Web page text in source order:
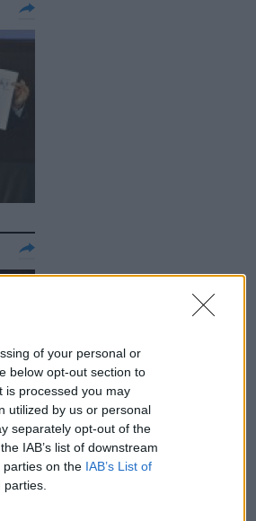
of your personal or
below opt-out section to
is processed you may
utilized by us or personal
separately opt-out of the
IAB’s list of downstream
parties on the IAB’s List of